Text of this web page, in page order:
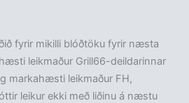
fyrir mikilli blóðtöku fyrir næsta
leikmaður Grill66-deildarinnar
markahæsti leikmaður FH,
leikur ekki með liðinu á næstu